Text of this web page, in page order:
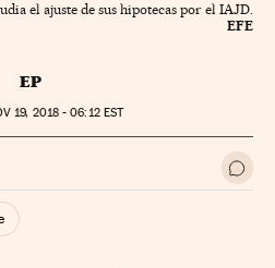
el ajuste de sus hipotecas por el IAJD.
EFE
EP
19, 2018 - 06:12EST
Sociales Ir a